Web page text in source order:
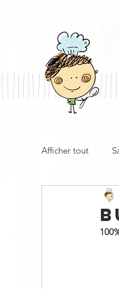
Afficher tout
Entrée,